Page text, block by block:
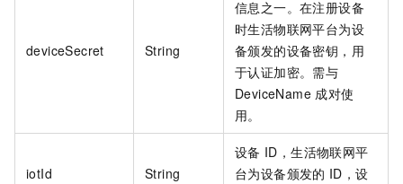
deviceSecret String
信息之一。在注册设备
时生活物联网平台为设
备颁发的设备密钥，用
于认证加密。需与
DeviceName 成对使
用。
iotId String
设备 ID，生活物联网平
台为设备颁发的 ID，设